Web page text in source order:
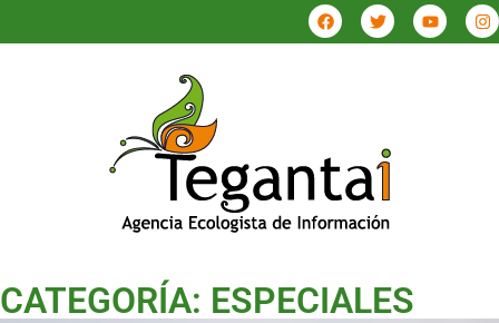
CATEGORÍA: ESPECIALES